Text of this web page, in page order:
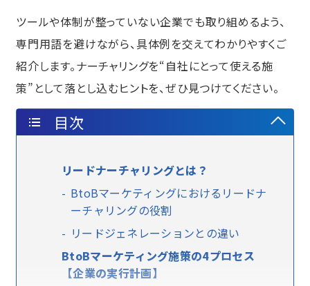
ツールや体制が整っていない企業でも取り組めるよう、
専門用語を避けながら、具体例を交えてわかりやすくご
紹介します。ナーチャリングを“自社にとって使える施
策”として落とし込むヒントを、ぜひ見つけてください。
目次
リードナーチャリングとは？
BtoBマーケティングにおけるリードナ
ーチャリングの役割
リードジェネレーションとの違い
BtoBマーケティング施策の4プロセス
【企業の実行計画】